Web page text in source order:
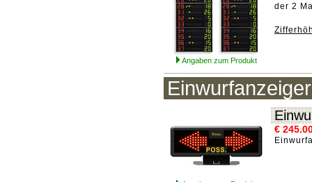
Angaben zum Produkt
der 2
Einwurfanzeiger
€